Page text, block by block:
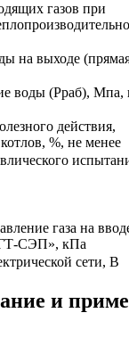
газов при
на выходе
воды (Рраб), Мпа,
действия,
%, не менее
газа на
СЭП», кПа
сети, В
и